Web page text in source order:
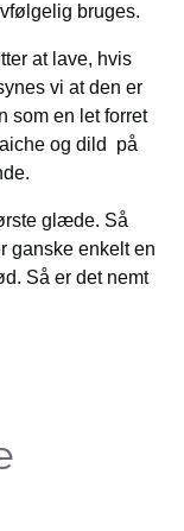
bruges.
at lave, hvis
vi at den er
som en let forret
og dild på
glæde. Så
ganske enkelt en
Så er det nemt